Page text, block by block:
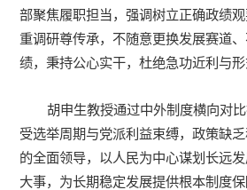
部聚焦履职担当，强调树立正确政绩观
重调研尊传承，不随意更换发展赛道
绩，秉持公心实干，杜绝急功近利与形
胡申生教授通过中外制度横向对
受选举周期与党派利益束缚，政策缺
的全面领导，以人民为中心谋划长远
大事，为长期稳定发展提供根本制度